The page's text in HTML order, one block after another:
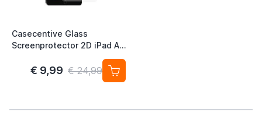
Casecentive Glass
Screenprotector 2D iPad Air
2 / 9.7 (2017 / 2018) / Pro
€ 9,99 € 24,99